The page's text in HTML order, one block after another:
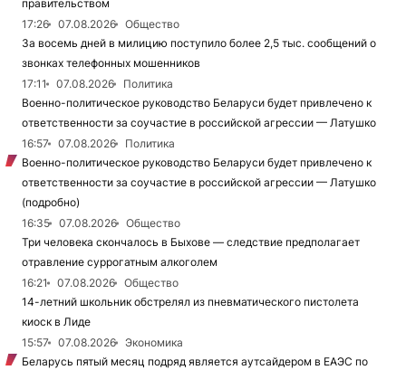
правительством
17:26
07.08.2026
Общество
За восемь дней в милицию поступило более 2,5 тыс. сообщений о
звонках телефонных мошенников
17:11
07.08.2026
Политика
Военно-политическое руководство Беларуси будет привлечено к
ответственности за соучастие в российской агрессии — Латушко
16:57
07.08.2026
Политика
Военно-политическое руководство Беларуси будет привлечено к
ответственности за соучастие в российской агрессии — Латушко
(подробно)
16:35
07.08.2026
Общество
Три человека скончалось в Быхове — следствие предполагает
отравление суррогатным алкоголем
16:21
07.08.2026
Общество
14-летний школьник обстрелял из пневматического пистолета
киоск в Лиде
15:57
07.08.2026
Экономика
Беларусь пятый месяц подряд является аутсайдером в ЕАЭС по